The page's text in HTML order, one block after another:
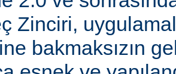
Zinciri,
bakmaksızın